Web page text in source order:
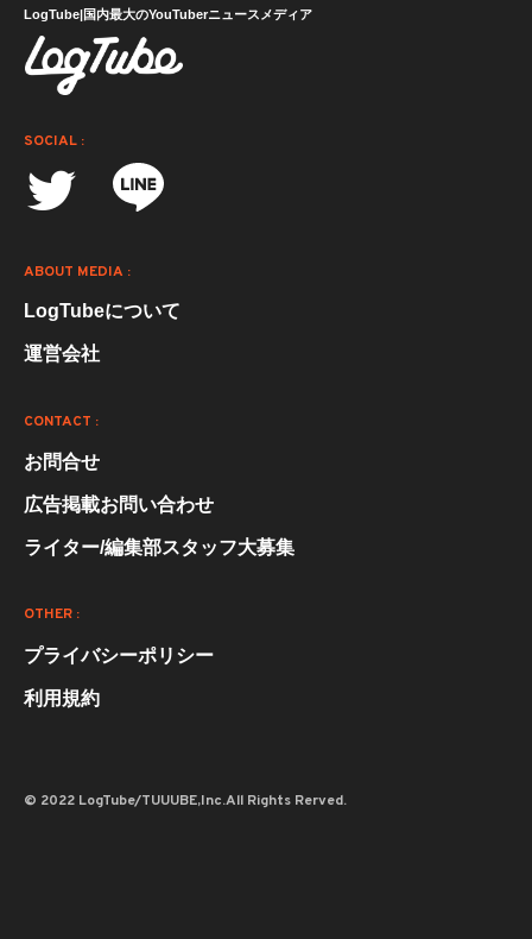
LogTube|国内最大のYouTuberニュースメディア
SOCIAL :
ABOUT MEDIA :
LogTubeについて
運営会社
CONTACT :
お問合せ
広告掲載お問い合わせ
ライター/編集部スタッフ大募集
OTHER :
プライバシーポリシー
利用規約
© 2022 LogTube/TUUUBE,Inc.All Rights Rerved.